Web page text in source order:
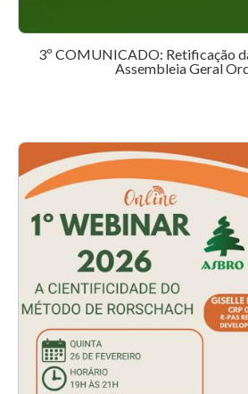
3º COMUNICADO: Retificação
Assembleia Geral